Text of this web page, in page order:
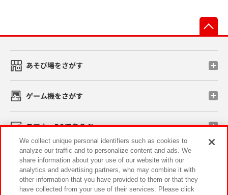
あそび場をさがす
ゲーム機をさがす
スマホ・PCであそぶ
イベント・キャンペーン
We collect unique personal identifiers such as cookies to
analyze our traffic and to personalize content and ads. We
share information about your use of our website with our
analytics and advertising partners, who may combine it with
other information that you have provided to them or that they
have collected from your use of their services. Please click